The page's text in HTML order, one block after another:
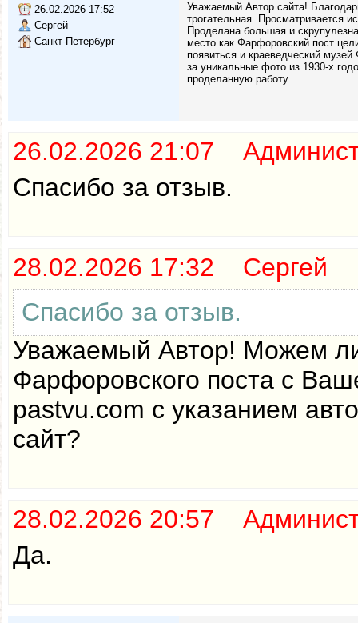
26.02.2026 17:52
Сергей
Санкт-Петербург
Уважаемый Автор сайта!
трогательная. Просматривается
Проделана большая и
место как Фарфоровский пост
появиться и краеведческий
за уникальные фото из 1930-х
проделанную работу.
26.02.2026 21:07
Спасибо за отзыв.
28.02.2026 17:32 Сергей
Спасибо за отзыв.
Уважаемый Автор! Можем
Фарфоровского поста с
pastvu.com с указанием
сайт?
28.02.2026 20:57
Да.